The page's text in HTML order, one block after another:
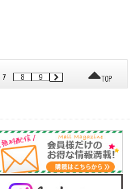
7 8 9 TOP